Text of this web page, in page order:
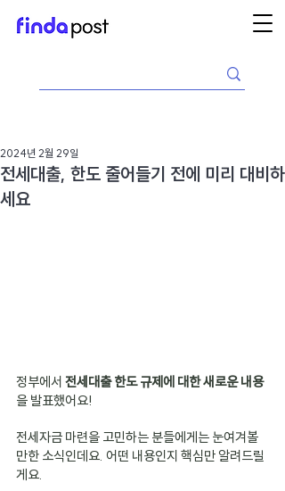
전세대출, 한도 줄어들기 전에 미리 대비하
세요
2024년 2월 29일
정부에서 전세대출 한도 규제에 대한 새로운 내용
을 발표했어요!
전세자금 마련을 고민하는 분들에게는 눈여겨볼
만한 소식인데요. 어떤 내용인지 핵심만 알려드릴
게요.